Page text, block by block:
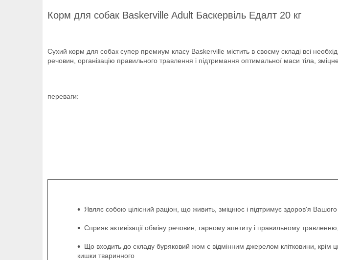
Корм для собак Baskerville Adult Баскервіль Едалт 20 кг
Сухий корм для собак супер премиум класу Baskerville містить в своєму складі всі
речовин, організацію правильного травлення і підтримання оптимальної маси тіла,
переваги:
Являє собою цілісний раціон, що живить, зміцнює і підтримує здоров'я
Сприяє активізації обміну речовин, гарному апетиту і правильному
Що входить до складу буряковий жом є відмінним джерелом клітковини, крім
кишки тваринного